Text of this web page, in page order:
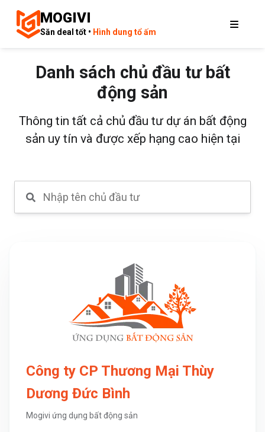
MOGIVI
Săn deal tốt • Hình dung tổ ấm
Danh sách chủ đầu tư bất
động sản
Thông tin tất cả chủ đầu tư dự án bất động
sản uy tín và được xếp hạng cao hiện tại
Công ty CP Thương Mại Thùy
Dương Đức Bình
Mogivi ứng dụng bất động sản